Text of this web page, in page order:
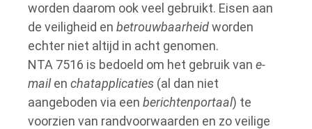
worden daarom ook veel gebruikt. Eisen aan
de veiligheid en betrouwbaarheidworden
echter niet altijd in acht genomen.
NTA 7516 is bedoeld om het gebruik van e-
mailen chatapplicaties (al dan niet
aangeboden via een berichtenportaal) te
voorzien van randvoorwaarden en zo veilige